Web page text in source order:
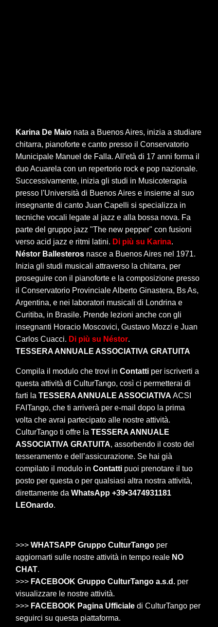
Karina De Maio nata a Buenos Aires, inizia a studiare
chitarra, pianoforte e canto presso il Conservatorio
Municipale Manuel de Falla. All'età di 17 anni forma il
duo Acuarela con un repertorio rock e pop nazionale.
Successivamente, inizia gli studi in Musicoterapia
presso l'Università di Buenos Aires e insieme al suo
insegnante di canto Juan Capelli si specializza in
tecniche vocali legate al jazz e alla bossa nova. Fa
parte del gruppo jazz "The new pepper" con fusioni
verso acid jazz e ritmi latini. Di più su Karina.
Néstor Ballesteros nasce a Buenos Aires nel 1971.
Inizia gli studi musicali attraverso la chitarra, per
proseguire con il pianoforte e la composizione presso
il Conservatorio Provinciale Alberto Ginastera, Bs As,
Argentina, e nei laboratori musicali di Londrina e
Curitiba, in Brasile. Prende lezioni anche con gli
insegnanti Horacio Moscovici, Gustavo Mozzi e Juan
Carlos Cuacci. Di più su Néstor.
TESSERA ANNUALE ASSOCIATIVA GRATUITA
Compila il modulo che trovi inContatti per iscriverti a
questa attività di CulturTango, così ci permetterai di
farti laTESSERA ANNUALE ASSOCIATIVA ACSI
FAITango, che ti arriverà per e-mail dopo la prima
volta che avrai partecipato alle nostre attività.
CulturTango ti offre laTESSERA ANNUALE
ASSOCIATIVA GRATUITA, assorbendo il costo del
tesseramento e dell’assicurazione. Se hai già
compilato il modulo inContatti puoi prenotare il tuo
posto per questa o per qualsiasi altra nostra attività,
direttamente da WhatsApp +39•3474931181
LEOnardo.
>>>WHATSAPP Gruppo CulturTango per
aggiornarti sulle nostre attività in tempo reale NO
CHAT.
>>> FACEBOOK Gruppo CulturTango a.s.d. per
visualizzare le nostre attività.
>>> FACEBOOK Pagina Ufficiale di CulturTango per
seguirci su questa piattaforma.